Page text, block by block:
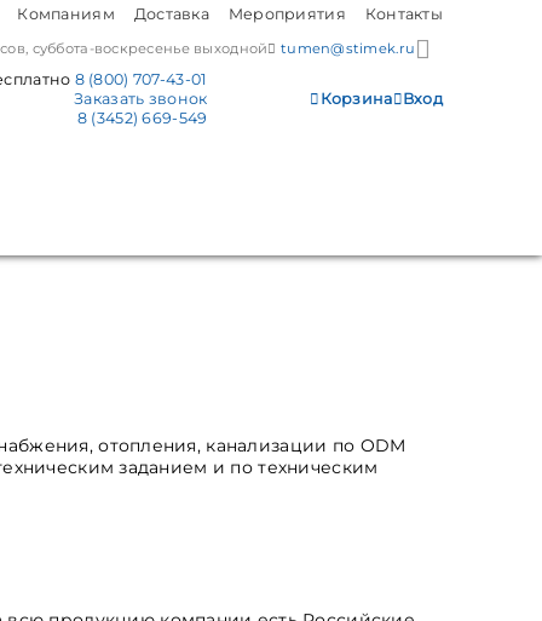
Компаниям Доставка Мероприятия Контакты
суббота-воскресенье выходной tumen@stimek.ru
8 (800) 707-43-01
Заказать звонок
8 (3452) 669-549
Корзина Вход
отопления, канализации по ODM
заданием и по техническим